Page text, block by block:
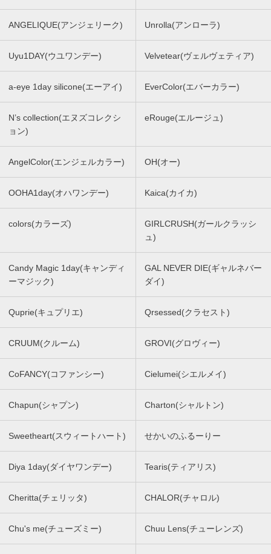
ANGELIQUE(アンジェリーク) Unrolla(アンローラ)
Uyu1DAY(ウユワンデー) Velvetear(ヴェルヴェティア)
a-eye 1day silicone(エーアイ) EverColor(エバーカラー)
N’s collection(エヌズコレクシ
ョン)
eRouge(エルージュ)
AngelColor(エンジェルカラー) OH(オー)
OOHA1day(オハワンデー) Kaica(カイカ)
colors(カラーズ)
GIRLCRUSH(ガールクラッシ
ュ)
Candy Magic 1day(キャンディ
ーマジック)
GAL NEVER DIE(ギャルネバー
ダイ)
Quprie(キュプリエ) Qrsessed(クラセスト)
CRUUM(クルーム) GROVI(グロヴィー)
CoFANCY(コファンシー) Cielumei(シエルメイ)
Chapun(シャプン) Charton(シャルトン)
Sweetheart(スウィートハート) せかいのふるーりー
Diya 1day(ダイヤワンデー) Tearis(ティアリス)
Cheritta(チェリッタ) CHALOR(チャロル)
Chu's me(チューズミー) Chuu Lens(チューレンズ)